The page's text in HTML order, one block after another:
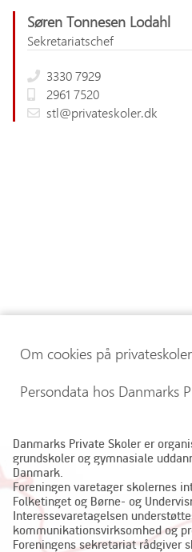
Søren Tonnesen Lodahl
Sekretariatschef
3330 7929
2961 7520
stl@privateskoler.dk
Om cookies på
Persondata hos Danmarks
Danmarks Private Skoler er
grundskoler og gymnasiale
Danmark.
Foreningen varetager skolernes
Folketinget og Børne- og
Interessevaretagelsen
kommunikationsvirksomhed og
Foreningens sekretariat rådgiver